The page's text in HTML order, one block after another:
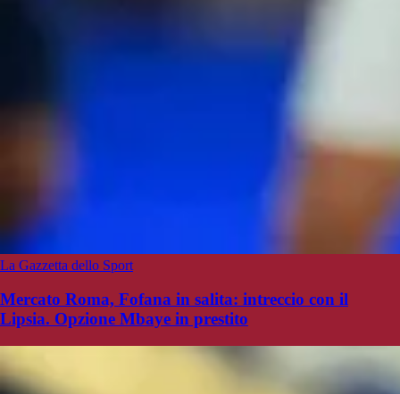
La Gazzetta dello Sport
Mercato Roma, Fofana in salita: intreccio con il
Lipsia. Opzione Mbaye in prestito